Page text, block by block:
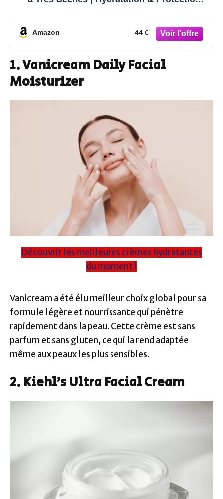
Amazon 44 €
1. Vanicream Daily Facial
Moisturizer
Découvrir les meilleures crèmes hydratantes
du moment !
Vanicream a été élu meilleur choix global pour sa
formule légère et nourrissante qui pénètre
rapidement dans la peau. Cette crème est sans
parfum et sans gluten, ce qui la rend adaptée
même aux peaux les plus sensibles.
2. Kiehl’s Ultra Facial Cream